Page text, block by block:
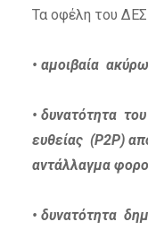
Τα οφέλη του
• αμοιβαία
• δυνατότητα
ευθείας (P2P)
αντάλλαγμα
• δυνατότητα